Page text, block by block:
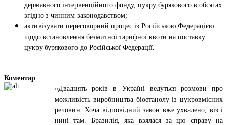
державного інтервенційного фонду, цукру бурякового в обсягах
згідно з чинним законодавством;
активізувати переговорний процес із Російською Федерацією
щодо встановлення безмитної тарифної квоти на поставку
цукру бурякового до Російської Федерації.
Коментар
«Двадцять років в Україні ведуться розмови про
можливість виробництва біоетанолу із цукровмісних
речовин. Хоча відповідний закон вже ухвалено, віз і
нині там. Бразилія, яка взялася за цю справу на